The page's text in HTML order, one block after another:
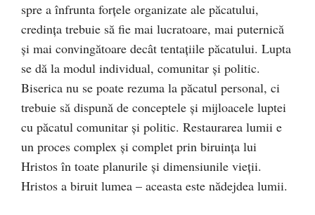
spre a înfrunta forţele organizate ale păcatului,
credinţa trebuie să fie mai lucratoare, mai puternică
şi mai convingătoare decât tentaţiile păcatului. Lupta
se dă la modul individual, comunitar şi politic.
Biserica nu se poate rezuma la păcatul personal, ci
trebuie să dispună de conceptele şi mijloacele luptei
cu păcatul comunitar şi politic. Restaurarea lumii e
un proces complex şi complet prin biruinţa lui
Hristos în toate planurile şi dimensiunile vieţii.
Hristos a biruit lumea – aceasta este nădejdea lumii.